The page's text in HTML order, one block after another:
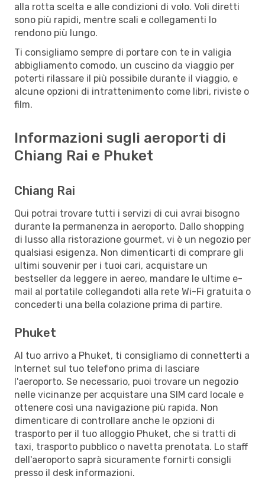
alla rotta scelta e alle condizioni di volo. Voli diretti
sono più rapidi, mentre scali e collegamenti lo
rendono più lungo.
Ti consigliamo sempre di portare con te in valigia
abbigliamento comodo, un cuscino da viaggio per
poterti rilassare il più possibile durante il viaggio, e
alcune opzioni di intrattenimento come libri, riviste o
film.
Informazioni sugli aeroporti di
Chiang Rai e Phuket
Chiang Rai
Qui potrai trovare tutti i servizi di cui avrai bisogno
durante la permanenza in aeroporto. Dallo shopping
di lusso alla ristorazione gourmet, vi è un negozio per
qualsiasi esigenza. Non dimenticarti di comprare gli
ultimi souvenir per i tuoi cari, acquistare un
bestseller da leggere in aereo, mandare le ultime e-
mail al portatile collegandoti alla rete Wi-Fi gratuita o
concederti una bella colazione prima di partire.
Phuket
Al tuo arrivo a Phuket, ti consigliamo di connetterti a
Internet sul tuo telefono prima di lasciare
l'aeroporto. Se necessario, puoi trovare un negozio
nelle vicinanze per acquistare una SIM card locale e
ottenere così una navigazione più rapida. Non
dimenticare di controllare anche le opzioni di
trasporto per il tuo alloggio Phuket, che si tratti di
taxi, trasporto pubblico o navetta prenotata. Lo staff
dell'aeroporto saprà sicuramente fornirti consigli
presso il desk informazioni.